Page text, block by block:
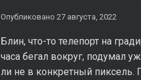
Опубликовано 27 августа, 2022
Блин, что-то телепорт на
часа бегал вокруг, подумал
ли не в конкретный пиксель.